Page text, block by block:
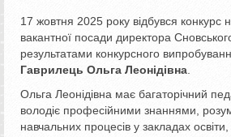
17 жовтня 2025 року відбувся конкурс
вакантної посади директора
результатами конкурсного
Гаврилець Ольга Леонідівна
Ольга Леонідівна має багаторічний
володіє професійними знаннями,
навчальних процесів у закладах